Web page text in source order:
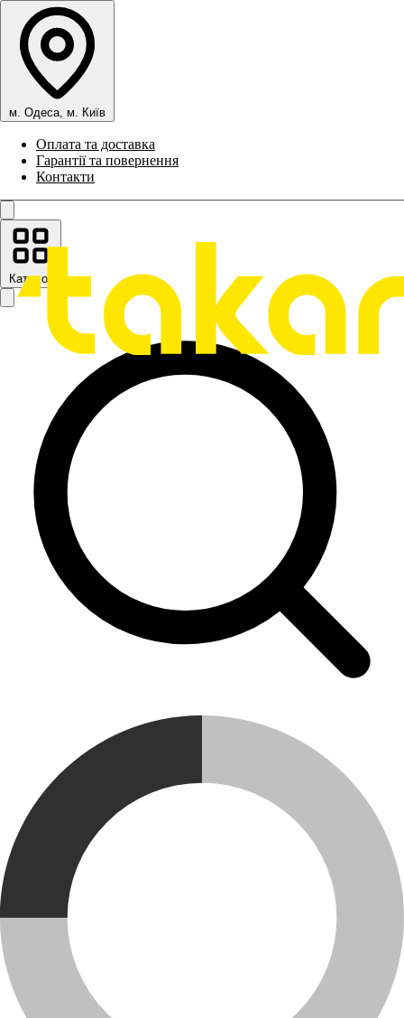
м. Одеса, м. Київ
Оплата та доставка
Гарантії та повернення
Контакти
Каталог